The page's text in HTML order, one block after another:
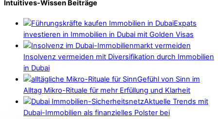
Intuitives-Wissen Beiträge
Expats
investieren in Immobilien in Dubai mit Golden Visas
Insolvenz vermeiden mit Diversifikation durch Immobilien
in Dubai
Gefühl von Sinn im
Alltag Mikro-Rituale für mehr Erfüllung und Klarheit
Aktuelle Trends mit
Dubai-Immobilien als finanzielles Polster bei